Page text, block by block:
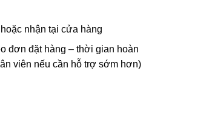
nhận tại cửa hàng
đơn đặt hàng – thời gian hoàn
viên nếu cần hỗ trợ sớm hơn)